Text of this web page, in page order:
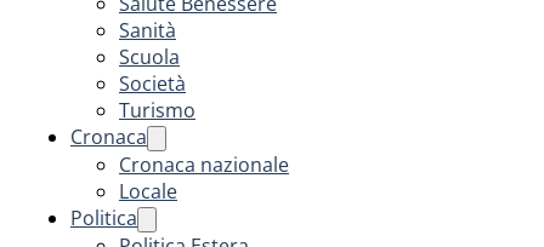
Sanità
Scuola
Società
Turismo
Cronaca
Cronaca nazionale
Locale
Politica